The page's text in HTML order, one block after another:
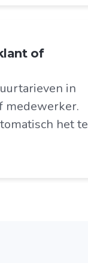
of
in
medewerker.
het te